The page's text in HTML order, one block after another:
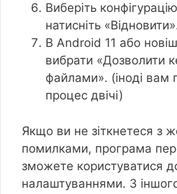
Виберіть
натисніть
В Android 11 або
вибрати «Дозволити
файлами». (іноді вам
процес двічі)
Якщо ви не зіткнетеся з
помилками, програма
зможете користуватися
налаштуваннями. З